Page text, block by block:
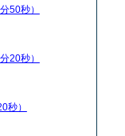
50秒）
20秒）
秒）